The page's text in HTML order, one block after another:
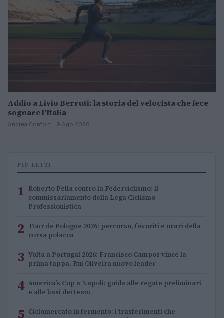
Addio a Livio Berruti: la storia del velocista che fece
sognare l’Italia
Andrea Conforti · 9 Ago 2026
PIÙ LETTI
1 Roberto Pella contro la Federciclismo: il
commissariamento della Lega Ciclismo
Professionistica
2 Tour de Pologne 2026: percorso, favoriti e orari della
corsa polacca
3 Volta a Portugal 2026: Francisco Campos vince la
prima tappa, Rui Oliveira nuovo leader
4 America’s Cup a Napoli: guida alle regate preliminari
e alle basi dei team
5 Ciclomercato in fermento: i trasferimenti che